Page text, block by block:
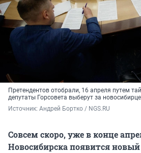
Претендентов отобрали, 16 апреля путем
депутаты Горсовета выберут за
Источник: Андрей Бортко / NGS.RU
Совсем скоро, уже в конце
Новосибирска появится